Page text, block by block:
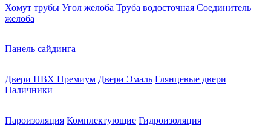
Хомут трубы Угол желоба Труба водосточная Соединитель
желоба
Панель сайдинга
Двери ПВХ Премиум Двери Эмаль Глянцевые двери
Наличники
Пароизоляция Комплектующие Гидроизоляция